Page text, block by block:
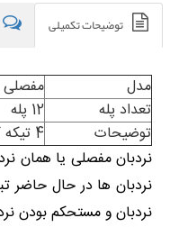
توضیحات تکمیلی
مدل
مفصلی
تعداد پله
12 پله
توضیحات
4 تیکه که هر تیکه 1 متر میباشد
نردبان مفصلی یا همان
نردبان ها در حال حاضر
نردبان و مستحکم بودن